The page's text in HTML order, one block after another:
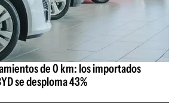
de 0 km: los importados
se desploma 43%